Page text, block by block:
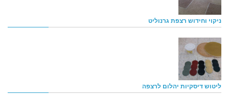
ניקוי וחידוש רצפת גרנוליט
ליטוש דיסקיות יהלום לרצפה